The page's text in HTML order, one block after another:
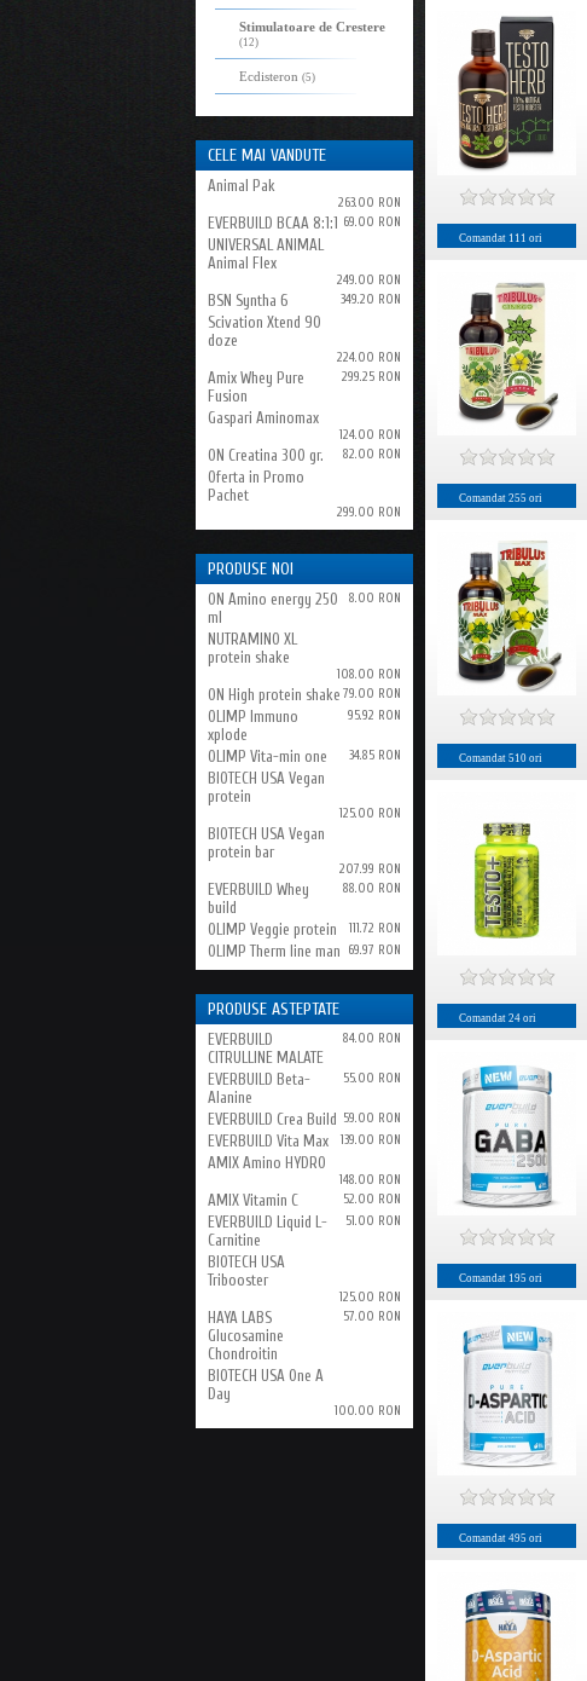
Stimulatoare de Crestere
(12)
Ecdisteron (5)
CELE MAI VANDUTE
Animal Pak
263.00 RON
EVERBUILD BCAA 8:1:1 69.00 RON
UNIVERSAL ANIMAL
Animal Flex
249.00 RON
BSN Syntha 6 349.20 RON
Scivation Xtend 90
doze
224.00 RON
Amix Whey Pure
Fusion
299.25 RON
Gaspari Aminomax
124.00 RON
ON Creatina 300 gr. 82.00 RON
Oferta in Promo
Pachet
299.00 RON
PRODUSE NOI
ON Amino energy 250
ml
8.00 RON
NUTRAMINO XL
protein shake
108.00 RON
ON High protein shake 79.00 RON
OLIMP Immuno
xplode
95.92 RON
OLIMP Vita-min one 34.85 RON
BIOTECH USA Vegan
protein
125.00 RON
BIOTECH USA Vegan
protein bar
207.99 RON
EVERBUILD Whey
build
88.00 RON
OLIMP Veggie protein 111.72 RON
OLIMP Therm line man 69.97 RON
PRODUSE ASTEPTATE
EVERBUILD
CITRULLINE MALATE
84.00 RON
EVERBUILD Beta-
Alanine
55.00 RON
EVERBUILD Crea Build 59.00 RON
EVERBUILD Vita Max 139.00 RON
AMIX Amino HYDRO
148.00 RON
AMIX Vitamin C 52.00 RON
EVERBUILD Liquid L-
Carnitine
51.00 RON
BIOTECH USA
Tribooster
125.00 RON
HAYA LABS
Glucosamine
Chondroitin
57.00 RON
BIOTECH USA One A
Day
100.00 RON
Comandat 111 ori
Comandat 255 ori
Comandat 510 ori
Comandat 24 ori
Comandat 195 ori
Comandat 495 ori